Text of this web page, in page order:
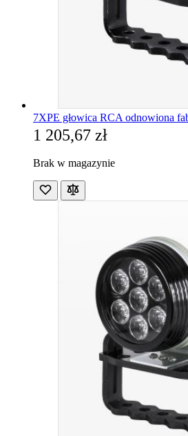
7XPE głowica RCA odnowiona
1 205,67 zł
Brak w magazynie